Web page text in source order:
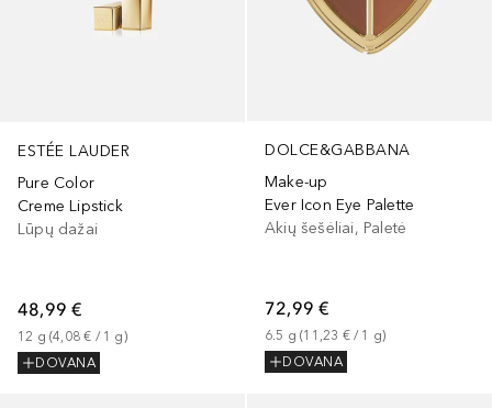
ESTÉE LAUDER
Pure Color
Creme Lipstick
Lūpų dažai
48,99 €
12 g (4,08 € / 1 g)
DOVANA
DOLCE&GABBANA
Make-up
Ever Icon Eye Palette
Akių šešėliai, Paletė
72,99 €
6.5 g (11,23 € / 1 g)
DOVANA
+1